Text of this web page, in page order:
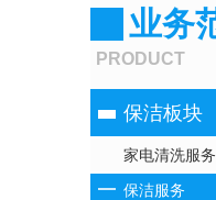
业务
PRODUCT
保洁板块
家电清洗服务
保洁服务